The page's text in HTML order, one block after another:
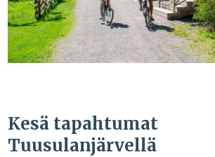
Kesä tapahtumat
Tuusulanjärvellä